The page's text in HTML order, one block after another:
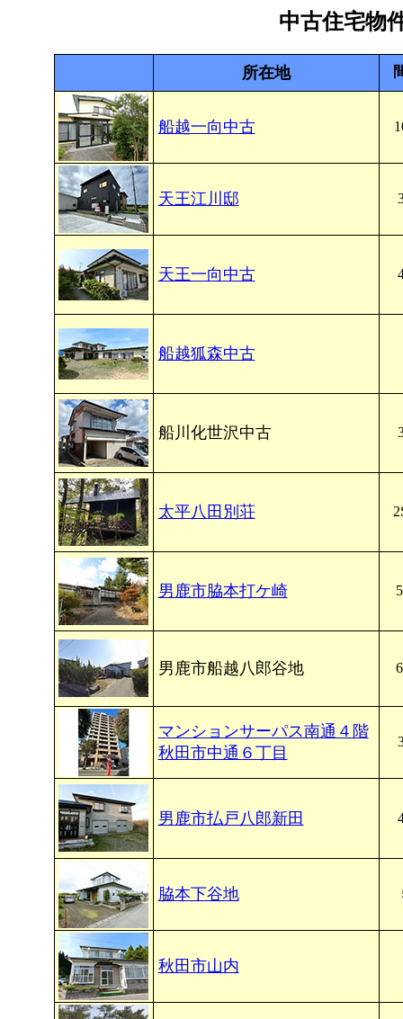
中古住宅物
所在地
船越一向中古
天王江川邸
天王一向中古
船越狐森中古
船川化世沢中古
太平八田別荘
男鹿市脇本打ケ崎
男鹿市船越八郎谷地
マンションサーパス南通４階
秋田市中通６丁目
男鹿市払戸八郎新田
脇本下谷地
秋田市山内